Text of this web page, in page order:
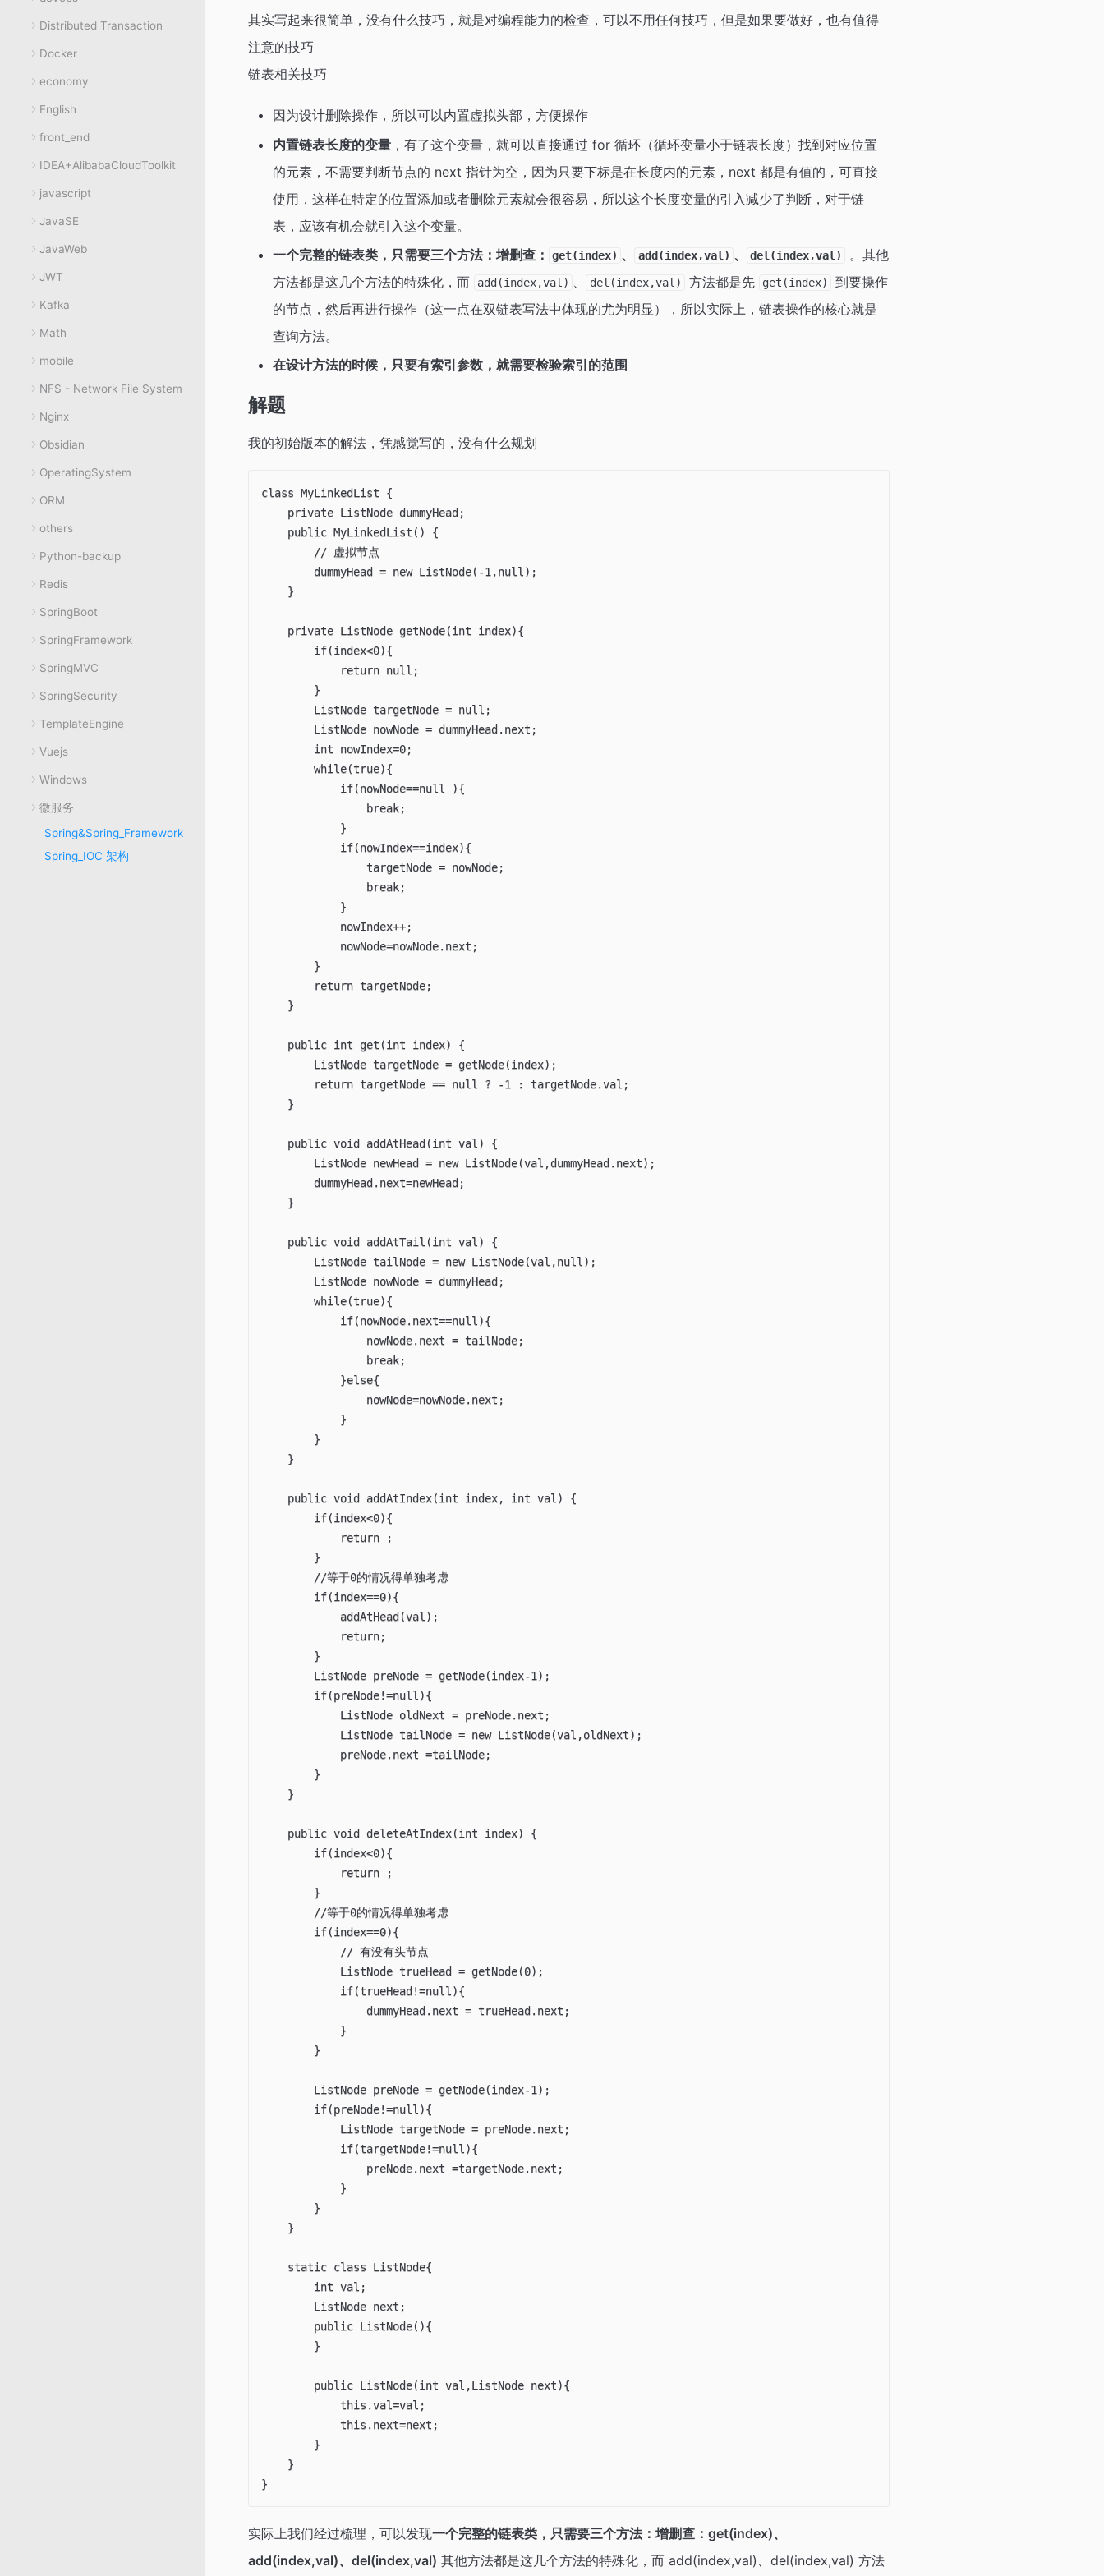
Distributed Transaction
Docker
economy
English
front_end
IDEA+AlibabaCloudToolkit
javascript
JavaSE
JavaWeb
JWT
Kafka
Math
mobile
NFS - Network File System
Nginx
Obsidian
OperatingSystem
ORM
others
Python-backup
Redis
SpringBoot
SpringFramework
SpringMVC
SpringSecurity
TemplateEngine
Vuejs
Windows
微服务
Spring&Spring_Framework
Spring_IOC 架构
其实写起来很简单，没有什么技巧，就是对编程能力的检查，可以不用任何技巧，但是如果要做好，也有值得
注意的技巧
链表相关技巧
因为设计删除操作，所以可以内置虚拟头部，方便操作
内置链表长度的变量 ，有了这个变量，就可以直接通过 for 循环（循环变量小于链表长度）找到对应位置
的元素，不需要判断节点的 next 指针为空，因为只要下标是在长度内的元素，next 都是有值的，可直接
使用，这样在特定的位置添加或者删除元素就会很容易，所以这个长度变量的引入减少了判断，对于链
表，应该有机会就引入这个变量。
一个完整的链表类，只需要三个方法：增删查：
get(index) 、 add(index,val) 、 del(index,val)
。其他
方法都是这几个方法的特殊化，而
add(index,val) del(index,val) 方法都是先 get(index)
到要操作
的节点，然后再进行操作（这一点在双链表写法中体现的尤为明显），所以实际上，链表操作的核心就是
查询方法。
在设计方法的时候，只要有索引参数，就需要检验索引的范围
解题
我的初始版本的解法，凭感觉写的，没有什么规划
class MyLinkedList {
    private ListNode dummyHead;
    public MyLinkedList() {
        // 虚拟节点
        dummyHead = new ListNode(-1,null);
    }
    private ListNode getNode(int index){
        ListNode targetNode = null;
        ListNode nowNode = dummyHead.next;
        int nowIndex=0;
        while(true){
            if(nowNode==null ){
                break;
            }
            if(nowIndex==index){
                targetNode = nowNode;
                break;
            }
            nowIndex++;
            nowNode=nowNode.next;
        }
        return targetNode;
    }
    public int get(int index) {
        ListNode targetNode = getNode(index);
        return targetNode == null ? -1 : targetNode.val;
    }
    public void addAtHead(int val) {
        ListNode newHead = new ListNode(val,dummyHead.next);
        dummyHead.next=newHead;
    }
    public void addAtTail(int val) {
        ListNode tailNode = new ListNode(val,null);
        ListNode nowNode = dummyHead;
        while(true){
            if(nowNode.next==null){
                nowNode.next = tailNode;
                break;
            }else{
                nowNode=nowNode.next;
            }
        }
    }
    public void addAtIndex(int index, int val) {
        //等于0的情况得单独考虑
        if(index==0){
            addAtHead(val);
            return;
        }
        ListNode preNode = getNode(index-1);
        if(preNode!=null){
            ListNode oldNext = preNode.next;
            ListNode tailNode = new ListNode(val,oldNext);
            preNode.next =tailNode;
        }
    }
    public void deleteAtIndex(int index) {
        //等于0的情况得单独考虑
        if(index==0){
            // 有没有头节点
            ListNode trueHead = getNode(0);
            if(trueHead!=null){
                dummyHead.next = trueHead.next;
            }
        }
        ListNode preNode = getNode(index-1);
        if(preNode!=null){
            ListNode targetNode = preNode.next;
            if(targetNode!=null){
                preNode.next =targetNode.next;
            }
        }
    }
    static class ListNode{
        int val;
        ListNode next;
        public ListNode(){
        }
        public ListNode(int val,ListNode next){
            this.val=val;
            this.next=next;
        }
    }
实际上我们经过梳理，可以发现一个完整的链表类，只需要三个方法：增删查：get(index)、
add(index,val)、del(index,val) 其他方法都是这几个方法的特殊化，而 add(index,val)、del(index,val) 方法